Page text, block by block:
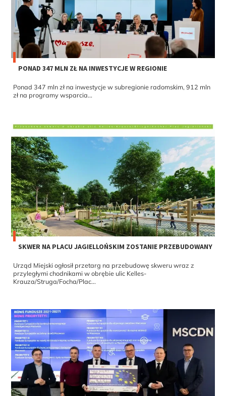
PONAD 347 MLN ZŁ NA INWESTYCJE W REGIONIE
Ponad 347 mln zł na inwestycje w subregionie radomskim, 912 mln
zł na programy wsparcia...
SKWER NA PLACU JAGIELLOŃSKIM ZOSTANIE PRZEBUDOWANY
Urząd Miejski ogłosił przetarg na przebudowę skweru wraz z
przyległymi chodnikami w obrębie ulic Kelles-
Krauza/Struga/Focha/Plac...